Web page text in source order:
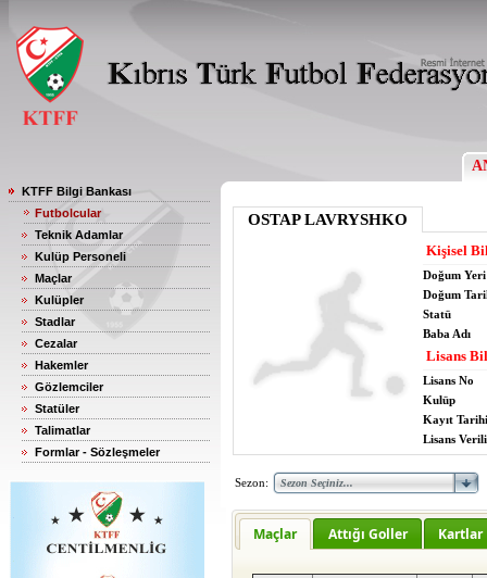
KTFF Bilgi Bankası
Futbolcular
Teknik Adamlar
Kulüp Personeli
Maçlar
Kulüpler
Stadlar
Cezalar
Hakemler
Gözlemciler
Statüler
Talimatlar
Formlar - Sözleşmeler
OSTAP LAVRYSHKO
Kişisel
Doğum Yeri
Doğum
Statü
Baba Adı
Lisans
Lisans No
Kulüp
Kayıt Tarihi
Lisans
Sezon:
Maçlar Attığı Goller Kartlar